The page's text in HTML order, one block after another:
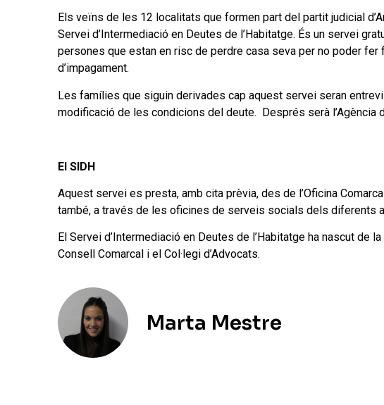
Els veïns de les 12 localitats que formen part del partit judicial
Servei d’Intermediació en Deutes de l’Habitatge. És un servei
persones que estan en risc de perdre casa seva per no poder
d’impagament.
Les famílies que siguin derivades cap aquest servei seran
modificació de les condicions del deute. Després serà l’Agència
El SIDH
Aquest servei es presta, amb cita prèvia, des de l’Oficina
també, a través de les oficines de serveis socials dels diferents
El Servei d’Intermediació en Deutes de l’Habitatge ha nascut de
Consell Comarcal i el Col·legi d’Advocats.
Marta Mestre